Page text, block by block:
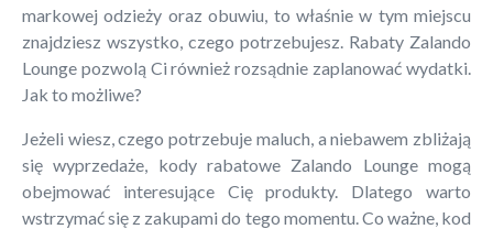
markowej odzieży oraz obuwiu, to właśnie w tym miejscu
znajdziesz wszystko, czego potrzebujesz. Rabaty Zalando
Lounge pozwolą Ci również rozsądnie zaplanować wydatki.
Jak to możliwe?
Jeżeli wiesz, czego potrzebuje maluch, a niebawem zbliżają
się wyprzedaże, kody rabatowe Zalando Lounge mogą
obejmować interesujące Cię produkty. Dlatego warto
wstrzymać się z zakupami do tego momentu. Co ważne, kod